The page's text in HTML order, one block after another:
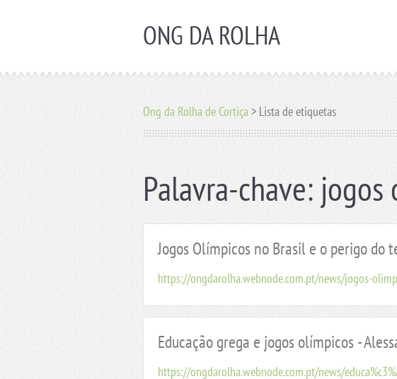
ONG DA ROLHA
Ong da Rolha de Cortiça > Lista de etiquetas
Palavra-chave:
Jogos Olímpicos no Brasil e o perigo do
https://ongdarolha.webnode.com.pt/news/jogos-
Educação grega e jogos olímpicos -
https://ongdarolha.webnode.com.pt/news/